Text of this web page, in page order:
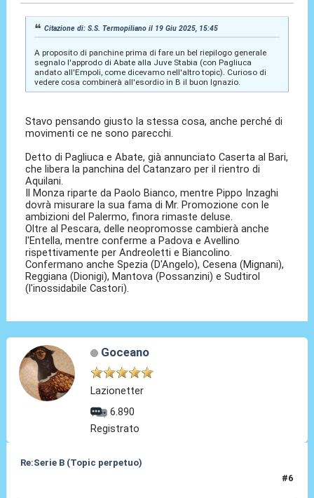
Citazione di: S.S. Termopiliano il 19 Giu 2025, 15:45
A proposito di panchine prima di fare un bel riepilogo generale
segnalo l'approdo di Abate alla Juve Stabia (con Pagliuca
andato all'Empoli, come dicevamo nell'altro topic). Curioso di
vedere cosa combinerà all'esordio in B il buon Ignazio.
Stavo pensando giusto la stessa cosa, anche perché di
movimenti ce ne sono parecchi.
Detto di Pagliuca e Abate, già annunciato Caserta al Bari,
che libera la panchina del Catanzaro per il rientro di
Aquilani.
Il Monza riparte da Paolo Bianco, mentre Pippo Inzaghi
dovrà misurare la sua fama di Mr. Promozione con le
ambizioni del Palermo, finora rimaste deluse.
Oltre al Pescara, delle neopromosse cambierà anche
l'Entella, mentre conferme a Padova e Avellino
rispettivamente per Andreoletti e Biancolino.
Confermano anche Spezia (D'Angelo), Cesena (Mignani),
Reggiana (Dionigi), Mantova (Possanzini) e Sudtirol
(l'inossidabile Castori).
Goceano
Lazionetter
6.890
Registrato
Re:Serie B (Topic perpetuo)
#6